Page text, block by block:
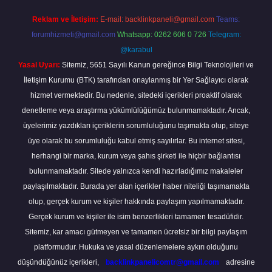
Reklam ve İletişim: E-mail: backlinkpaneli@gmail.com Teams:
forumhizmeti@gmail.com Whatsapp: 0262 606 0 726 Telegram:
@karabul
Yasal Uyarı: Sitemiz, 5651 Sayılı Kanun gereğince Bilgi Teknolojileri ve
İletişim Kurumu (BTK) tarafından onaylanmış bir Yer Sağlayıcı olarak
hizmet vermektedir. Bu nedenle, sitedeki içerikleri proaktif olarak
denetleme veya araştırma yükümlülüğümüz bulunmamaktadır. Ancak,
üyelerimiz yazdıkları içeriklerin sorumluluğunu taşımakta olup, siteye
üye olarak bu sorumluluğu kabul etmiş sayılırlar. Bu internet sitesi,
herhangi bir marka, kurum veya şahıs şirketi ile hiçbir bağlantısı
bulunmamaktadır. Sitede yalnızca kendi hazırladığımız makaleler
paylaşılmaktadır. Burada yer alan içerikler haber niteliği taşımamakta
olup, gerçek kurum ve kişiler hakkında paylaşım yapılmamaktadır.
Gerçek kurum ve kişiler ile isim benzerlikleri tamamen tesadüfidir.
Sitemiz, kar amacı gütmeyen ve tamamen ücretsiz bir bilgi paylaşım
platformudur. Hukuka ve yasal düzenlemelere aykırı olduğunu
düşündüğünüz içerikleri,
backlinkpanelicomtr@gmail.com adresine